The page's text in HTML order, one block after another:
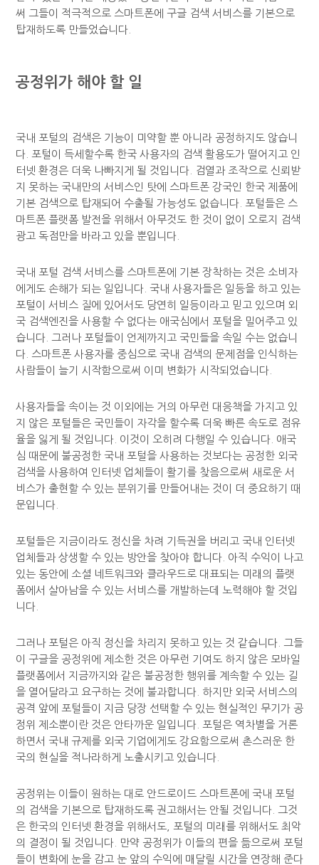
써 그들이 적극적으로 스마트폰에 구글 검색 서비스를 기본으로
탑재하도록 만들었습니다.
공정위가 해야 할 일
국내 포털의 검색은 기능이 미약할 뿐 아니라 공정하지도 않습니
다. 포털이 득세할수록 한국 사용자의 검색 활용도가 떨어지고 인
터넷 환경은 더욱 나빠지게 될 것입니다. 검열과 조작으로 신뢰받
지 못하는 국내만의 서비스인 탓에 스마트폰 강국인 한국 제품에
기본 검색으로 탑재되어 수출될 가능성도 없습니다. 포털들은 스
마트폰 플랫폼 발전을 위해서 아무것도 한 것이 없이 오로지 검색
광고 독점만을 바라고 있을 뿐입니다.
국내 포털 검색 서비스를 스마트폰에 기본 장착하는 것은 소비자
에게도 손해가 되는 일입니다. 국내 사용자들은 일등을 하고 있는
포털이 서비스 질에 있어서도 당연히 일등이라고 믿고 있으며 외
국 검색엔진을 사용할 수 없다는 애국심에서 포털을 밀어주고 있
습니다. 그러나 포털들이 언제까지고 국민들을 속일 수는 없습니
다. 스마트폰 사용자를 중심으로 국내 검색의 문제점을 인식하는
사람들이 늘기 시작함으로써 이미 변화가 시작되었습니다.
사용자들을 속이는 것 이외에는 거의 아무런 대응책을 가지고 있
지 않은 포털들은 국민들이 자각을 할수록 더욱 빠른 속도로 점유
율을 잃게 될 것입니다. 이것이 오히려 다행일 수 있습니다. 애국
심 때문에 불공정한 국내 포털을 사용하는 것보다는 공정한 외국
검색을 사용하여 인터넷 업체들이 활기를 찾음으로써 새로운 서
비스가 출현할 수 있는 분위기를 만들어내는 것이 더 중요하기 때
문입니다.
포털들은 지금이라도 정신을 차려 기득권을 버리고 국내 인터넷
업체들과 상생할 수 있는 방안을 찾아야 합니다. 아직 수익이 나고
있는 동안에 소셜 네트워크와 클라우드로 대표되는 미래의 플랫
폼에서 살아남을 수 있는 서비스를 개발하는데 노력해야 할 것입
니다.
그러나 포털은 아직 정신을 차리지 못하고 있는 것 같습니다. 그들
이 구글을 공정위에 제소한 것은 아무런 기여도 하지 않은 모바일
플랫폼에서 지금까지와 같은 불공정한 행위를 계속할 수 있는 길
을 열어달라고 요구하는 것에 불과합니다. 하지만 외국 서비스의
공격 앞에 포털들이 지금 당장 선택할 수 있는 현실적인 무기가 공
정위 제소뿐이란 것은 안타까운 일입니다. 포털은 역차별을 거론
하면서 국내 규제를 외국 기업에게도 강요함으로써 촌스러운 한
국의 현실을 적나라하게 노출시키고 있습니다.
공정위는 이들이 원하는 대로 안드로이드 스마트폰에 국내 포털
의 검색을 기본으로 탑재하도록 권고해서는 안될 것입니다. 그것
은 한국의 인터넷 환경을 위해서도, 포털의 미래를 위해서도 최악
의 결정이 될 것입니다. 만약 공정위가 이들의 편을 듦으로써 포털
들이 변화에 눈을 감고 눈 앞의 수익에 매달릴 시간을 연장해 준다